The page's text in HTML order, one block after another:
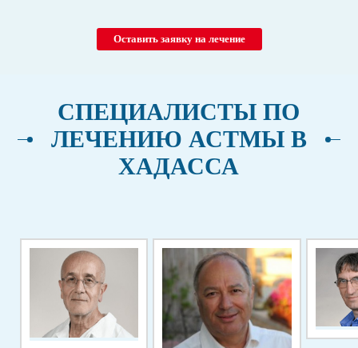
Оставить заявку на лечение
СПЕЦИАЛИСТЫ ПО
ЛЕЧЕНИЮ АСТМЫ В
ХАДАССА